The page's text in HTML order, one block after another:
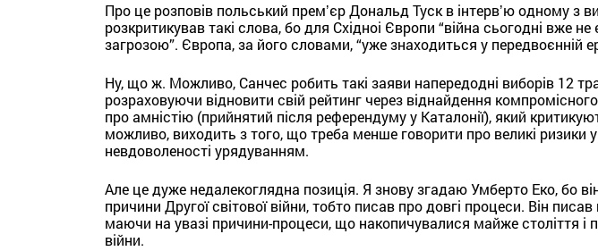
Про це розповів польський премʼєр Дональд Туск в інтервʼю одному з
розкритикував такі слова, бо для Східноі Європи “війна сьогодні вже
загрозою”. Європа, за його словами, “уже знаходиться у передвоєнній
Ну, що ж. Можливо, Санчес робить такі заяви напередодні виборів 12
розраховуючи відновити свій рейтинг через віднайдення
про амністію (прийнятий після референдуму у Каталонії), який критикують
можливо, виходить з того, що треба менше говорити про великі ризики у
невдоволеності урядуванням.
Але це дуже недалекоглядна позиція. Я знову згадаю Умберто Еко, бо
причини Другої світової війни, тобто писав про довгі процеси. Він писав
маючи на увазі причини-процеси, що накопичувалися майже століття і
війни.